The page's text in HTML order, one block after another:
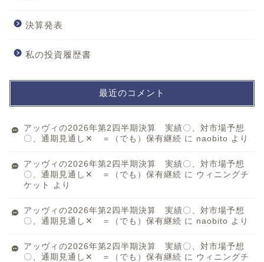
決算発表
私の投資履歴書
最近のコメント
アッヴィの2026年第2四半期決算 実績〇、対市場予想
〇、通期見通し✕ ＝（でも）保有継続 に naobito より
アッヴィの2026年第2四半期決算 実績〇、対市場予想
〇、通期見通し✕ ＝（でも）保有継続 に ウィニングチ
ケット
より
アッヴィの2026年第2四半期決算 実績〇、対市場予想
〇、通期見通し✕ ＝（でも）保有継続 に naobito より
アッヴィの2026年第2四半期決算 実績〇、対市場予想
〇、通期見通し✕ ＝（でも）保有継続 に ウィニングチ